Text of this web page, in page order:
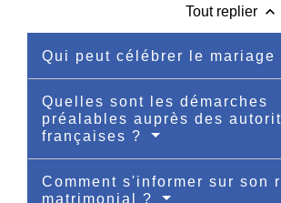
Tout replier keyboard_arrow_up
Qui peut célébrer le mariage
Quelles sont les démarches
préalables auprès des
françaises ?
Comment s'informer sur son
matrimonial ?